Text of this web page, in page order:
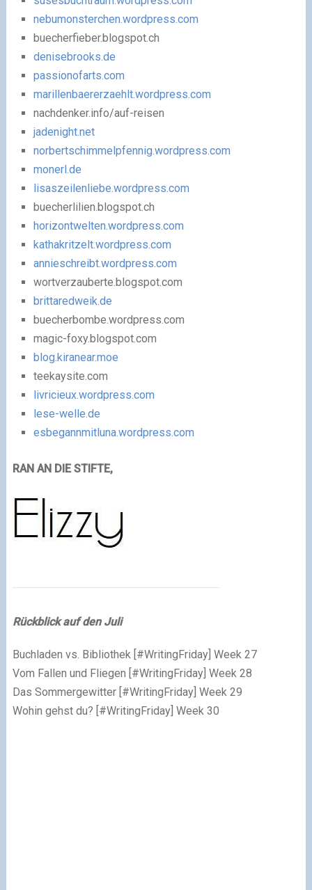
nebumonsterchen.wordpress.com
buecherfieber.blogspot.ch
denisebrooks.de
passionofarts.com
marillenbaererzaehlt.wordpress.com
nachdenker.info/auf-reisen
jadenight.net
norbertschimmelpfennig.wordpress.com
monerl.de
lisaszeilenliebe.wordpress.com
buecherlilien.blogspot.ch
horizontwelten.wordpress.com
kathakritzelt.wordpress.com
annieschreibt.wordpress.com
wortverzauberte.blogspot.com
brittaredweik.de
buecherbombe.wordpress.com
magic-foxy.blogspot.com
blog.kiranear.moe
teekaysite.com
livricieux.wordpress.com
lese-welle.de
esbegannmitluna.wordpress.com
RAN AN DIE STIFTE,
Rückblick auf den Juli
Buchladen vs. Bibliothek [#WritingFriday] Week 27
Vom Fallen und Fliegen [#WritingFriday] Week 28
Das Sommergewitter [#WritingFriday] Week 29
Wohin gehst du? [#WritingFriday] Week 30